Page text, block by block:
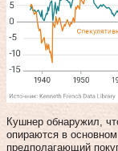
Кушнер обнаружил,
опираются в
предполагающий